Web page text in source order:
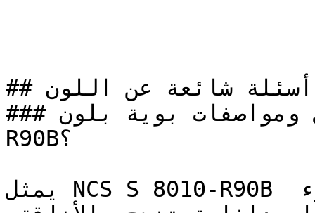
## أسئلة شائعة عن اللون
### ما هي تفاصيل ومواصفات بوية بلون NCS S 8010-
R90B؟
يمثل NCS S 8010-R90B اندماج الأزرق العميق مع الهدوء